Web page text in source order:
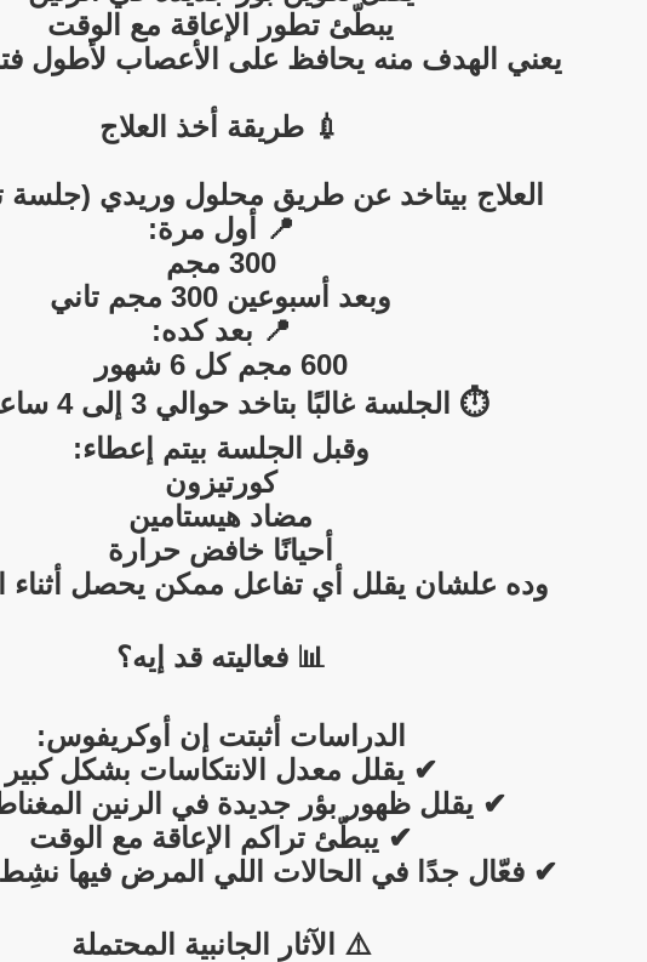
يبطّئ تطور الإعاقة مع الوقت
يعني الهدف منه يحافظ على الأعصاب لأطول
💉 طريقة أخذ العلاج
العلاج بيتاخد عن طريق محلول وريدي
📍 أول مرة:
300 مجم
وبعد أسبوعين 300 مجم تاني
📍 بعد كده:
600 مجم كل 6 شهور
⏱️ الجلسة غالبًا بتاخد حوالي 3 إلى 4 ساعات.
وقبل الجلسة بيتم إعطاء:
كورتيزون
مضاد هيستامين
أحيانًا خافض حرارة
وده علشان يقلل أي تفاعل ممكن يحصل أثناء
📊 فعاليته قد إيه؟
الدراسات أثبتت إن أوكريفوس:
✔ يقلل معدل الانتكاسات بشكل كبير
✔ يقلل ظهور بؤر جديدة في الرنين
✔ يبطّئ تراكم الإعاقة مع الوقت
✔ فعّال جدًا في الحالات اللي المرض فيها
⚠️ الآثار الجانبية المحتملة